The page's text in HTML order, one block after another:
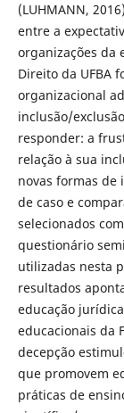
(LUHMANN,
entre a
organizações da
Direito da UFBA
organizacional
inclusão/
responder: a
relação à sua
novas formas de
de caso e
selecionados
questionário
utilizadas nesta
resultados
educação
educacionais da
decepção
que promovem
práticas de